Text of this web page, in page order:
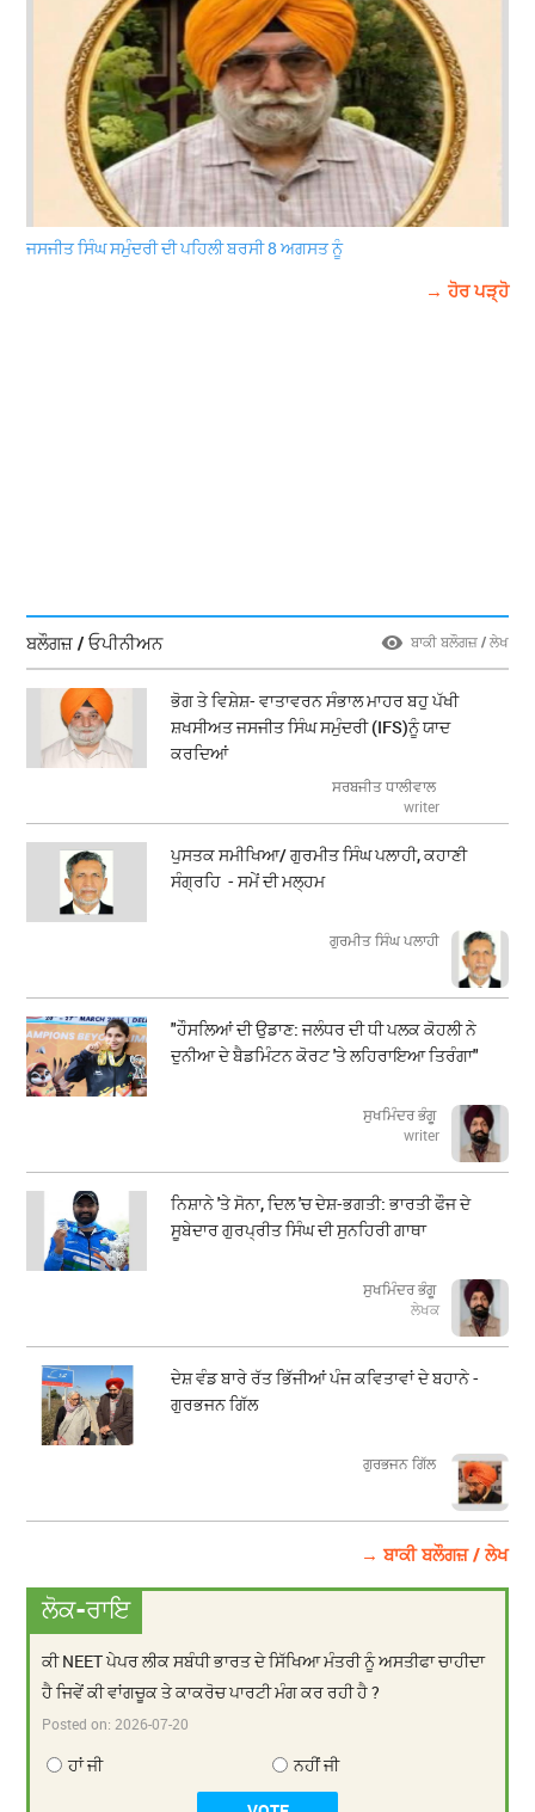
ਜਸਜੀਤ ਸਿੰਘ ਸਮੁੰਦਰੀ ਦੀ ਪਹਿਲੀ ਬਰਸੀ 8 ਅਗਸਤ ਨੂੰ
→ ਹੋਰ ਪੜ੍ਹੋ
ਬਲੌਗਜ਼ / ਓਪੀਨੀਅਨ ਬਾਕੀ ਬਲੌਗਜ਼ / ਲੇਖ
ਭੋਗ ਤੇ ਵਿਸ਼ੇਸ਼- ਵਾਤਾਵਰਨ ਸੰਭਾਲ ਮਾਹਰ ਬਹੁ ਪੱਖੀ
ਸ਼ਖਸੀਅਤ ਜਸਜੀਤ ਸਿੰਘ ਸਮੁੰਦਰੀ (IFS)ਨੂੰ ਯਾਦ
ਕਰਦਿਆਂ
ਸਰਬਜੀਤ ਧਾਲੀਵਾਲ
writer
ਪੁਸਤਕ ਸਮੀਖਿਆ/ ਗੁਰਮੀਤ ਸਿੰਘ ਪਲਾਹੀ, ਕਹਾਣੀ
ਸੰਗ੍ਰਹਿ - ਸਮੇਂ ਦੀ ਮਲ੍ਹਮ
ਗੁਰਮੀਤ ਸਿੰਘ ਪਲਾਹੀ
"ਹੌਸਲਿਆਂ ਦੀ ਉਡਾਣ: ਜਲੰਧਰ ਦੀ ਧੀ ਪਲਕ ਕੋਹਲੀ ਨੇ
ਦੁਨੀਆ ਦੇ ਬੈਡਮਿੰਟਨ ਕੋਰਟ 'ਤੇ ਲਹਿਰਾਇਆ ਤਿਰੰਗਾ"
ਸੁਖਮਿੰਦਰ ਭੰਗੂ
writer
ਨਿਸ਼ਾਨੇ 'ਤੇ ਸੋਨਾ, ਦਿਲ 'ਚ ਦੇਸ਼-ਭਗਤੀ: ਭਾਰਤੀ ਫੌਜ ਦੇ
ਸੂਬੇਦਾਰ ਗੁਰਪ੍ਰੀਤ ਸਿੰਘ ਦੀ ਸੁਨਹਿਰੀ ਗਾਥਾ
ਸੁਖਮਿੰਦਰ ਭੰਗੂ
ਲੇਖਕ
ਦੇਸ਼ ਵੰਡ ਬਾਰੇ ਰੱਤ ਭਿੱਜੀਆਂ ਪੰਜ ਕਵਿਤਾਵਾਂ ਦੇ ਬਹਾਨੇ -
ਗੁਰਭਜਨ ਗਿੱਲ
​​​​​​​ਗੁਰਭਜਨ ਗਿੱਲ
→ ਬਾਕੀ ਬਲੌਗਜ਼ / ਲੇਖ
ਲੋਕ-ਰਾਇ
ਕੀ NEET ਪੇਪਰ ਲੀਕ ਸਬੰਧੀ ਭਾਰਤ ਦੇ ਸਿੱਖਿਆ ਮੰਤਰੀ ਨੂੰ ਅਸਤੀਫਾ ਚਾਹੀਦਾ
ਹੈ ਜਿਵੇਂ ਕੀ ਵਾਂਗਚੂਕ ਤੇ ਕਾਕਰੋਚ ਪਾਰਟੀ ਮੰਗ ਕਰ ਰਹੀ ਹੈ ?
Posted on:2026-07-20
ਹਾਂ ਜੀ ਨਹੀਂ ਜੀ